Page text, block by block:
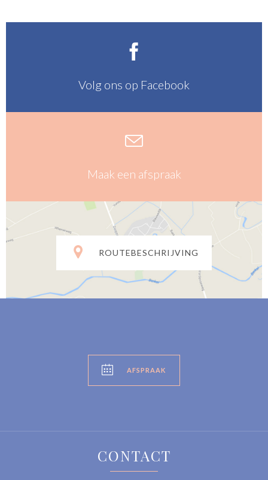

Volg ons op Facebook

Maak een afspraak
 ROUTEBESCHRIJVING
 AFSPRAAK
CONTACT